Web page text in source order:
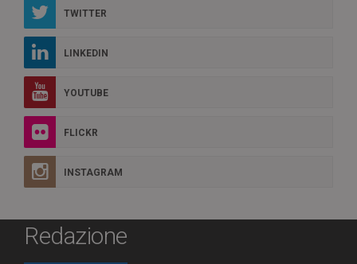
TWITTER
LINKEDIN
YOUTUBE
FLICKR
INSTAGRAM
Redazione